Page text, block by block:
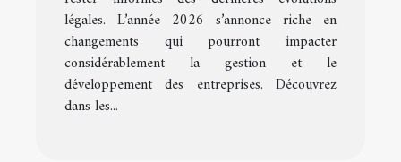
légales. L’année 2026 s’annonce riche en
changements qui pourront impacter
considérablement la gestion et le
développement des entreprises. Découvrez
dans les...